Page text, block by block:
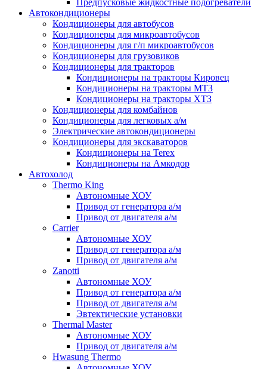
Предпусковые жидкостные подогреватели
Автокондиционеры
Кондиционеры для автобусов
Кондиционеры для микроавтобусов
Кондиционеры для г/п микроавтобусов
Кондиционеры для грузовиков
Кондиционеры для тракторов
Кондиционеры на тракторы Кировец
Кондиционеры на тракторы МТЗ
Кондиционеры на тракторы ХТЗ
Кондиционеры для комбайнов
Кондиционеры для легковых а/м
Электрические автокондиционеры
Кондиционеры для экскаваторов
Кондиционеры на Terex
Кондиционеры на Амкодор
Автохолод
Thermo King
Автономные ХОУ
Привод от генератора а/м
Привод от двигателя а/м
Carrier
Автономные ХОУ
Привод от генератора а/м
Привод от двигателя а/м
Zanotti
Автономные ХОУ
Привод от генератора а/м
Привод от двигателя а/м
Эвтектические установки
Thermal Master
Автономные ХОУ
Привод от двигателя а/м
Hwasung Thermo